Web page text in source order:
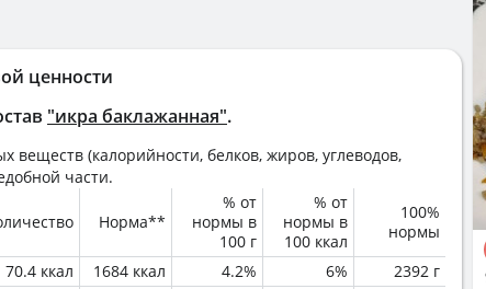
ценности
"икра баклажанная".
(калорийности, белков, жиров, углеводов,
части.
Норма**
% от
нормы в
100 г
% от
нормы в
100 ккал
100%
нормы
70.4 ккал 1684 ккал 4.2% 6%
2392 г